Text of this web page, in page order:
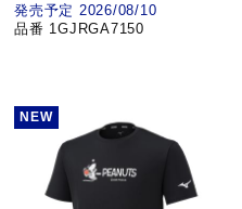
発売予定 2026/08/10
品番 1GJRGA7150
NEW